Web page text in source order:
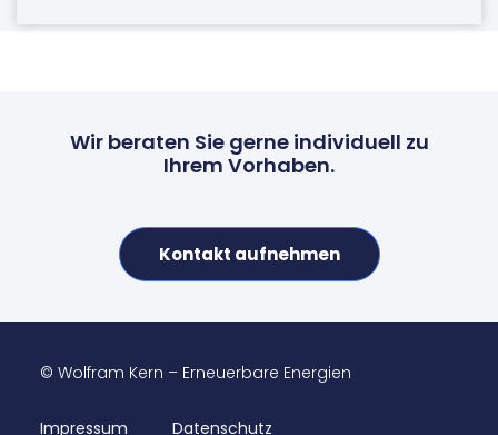
Wir beraten Sie gerne individuell zu
Ihrem Vorhaben.
Kontakt aufnehmen
© Wolfram Kern – Erneuerbare Energien
Impressum Datenschutz